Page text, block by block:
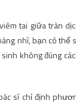
tai giữa tràn
nhĩ, bạn có thể
không đúng
sĩ chỉ định